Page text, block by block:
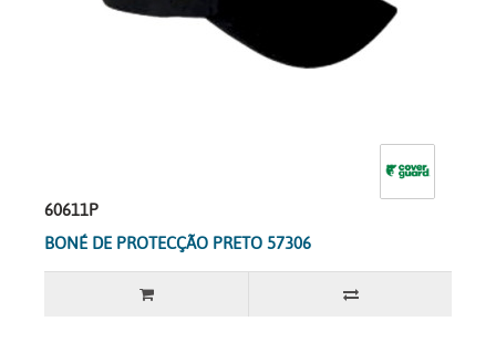
60611P
BONÉ DE PROTECÇÃO PRETO 57306